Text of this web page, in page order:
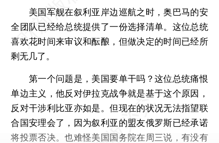
美国军舰在叙利亚岸边巡航之时，奥巴马的安
全团队已经给总统提供了一份选择清单。这位总统
喜欢花时间来审议和酝酿，但做决定的时间已经所
剩无几了。
第一个问题是，美国要单干吗？这位总统痛恨
单边主义，他反对伊拉克战争就是基于这个原因，
反对干涉利比亚亦如是。但现在的状况无法指望联
合国安理会了，因为叙利亚的盟友俄罗斯已经承诺
将投票否决。也难怪美国国务院在周三说，有没有